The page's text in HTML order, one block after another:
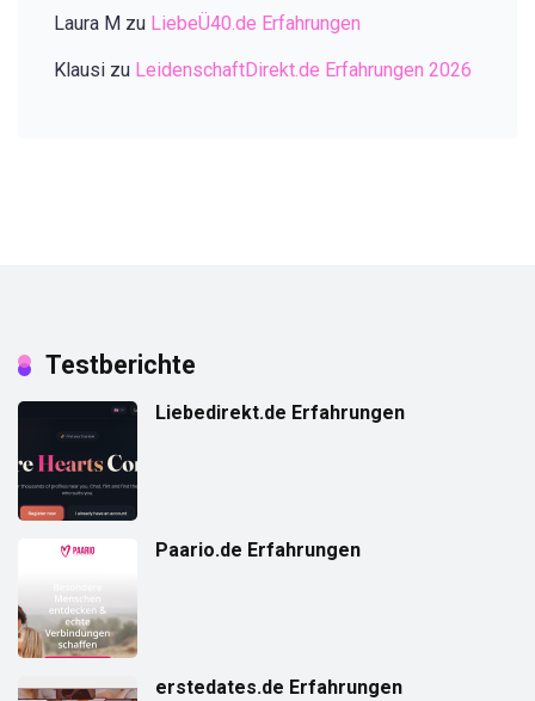
Laura M zu LiebeÜ40.de Erfahrungen
Klausi zu LeidenschaftDirekt.de Erfahrungen 2026
Testberichte
Liebedirekt.de Erfahrungen
Paario.de Erfahrungen
erstedates.de Erfahrungen